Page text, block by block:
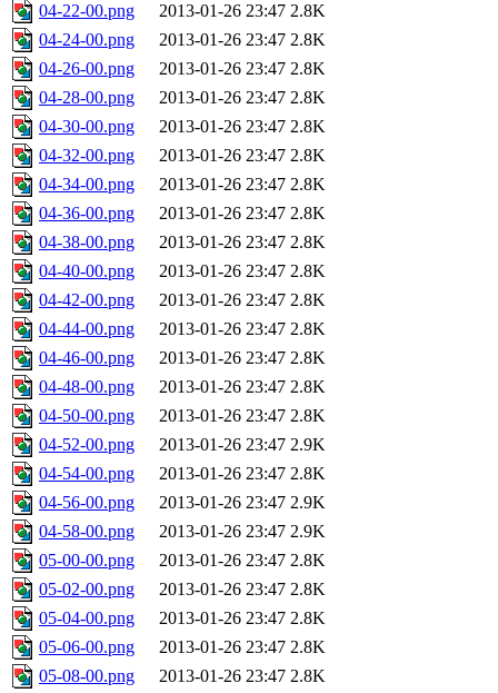
04-22-00.png
2013-01-26 23:47 2.8K
04-24-00.png
2013-01-26 23:47 2.8K
04-26-00.png
2013-01-26 23:47 2.8K
04-28-00.png
2013-01-26 23:47 2.8K
04-30-00.png
2013-01-26 23:47 2.8K
04-32-00.png
2013-01-26 23:47 2.8K
04-34-00.png
2013-01-26 23:47 2.8K
04-36-00.png
2013-01-26 23:47 2.8K
04-38-00.png
2013-01-26 23:47 2.8K
04-40-00.png
2013-01-26 23:47 2.8K
04-42-00.png
2013-01-26 23:47 2.8K
04-44-00.png
2013-01-26 23:47 2.8K
04-46-00.png
2013-01-26 23:47 2.8K
04-48-00.png
2013-01-26 23:47 2.8K
04-50-00.png
2013-01-26 23:47 2.8K
04-52-00.png
2013-01-26 23:47 2.9K
04-54-00.png
2013-01-26 23:47 2.8K
04-56-00.png
2013-01-26 23:47 2.9K
04-58-00.png
2013-01-26 23:47 2.9K
05-00-00.png
2013-01-26 23:47 2.8K
05-02-00.png
2013-01-26 23:47 2.8K
05-04-00.png
2013-01-26 23:47 2.8K
05-06-00.png
2013-01-26 23:47 2.8K
05-08-00.png
2013-01-26 23:47 2.8K